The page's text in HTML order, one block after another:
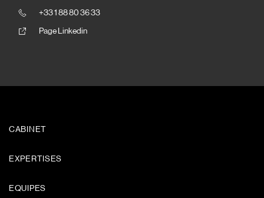
+33 1 88 80 36 33
Page Linkedin
CABINET
EXPERTISES
EQUIPES